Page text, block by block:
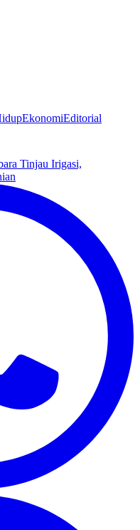
EkonomiEditorial
Tinjau Irigasi,